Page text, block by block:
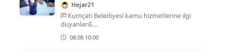
Hejar21
Kumçatı Belediyesi kamu hizmetlerine ilgi
duyanlarıE...
08.08 10:00